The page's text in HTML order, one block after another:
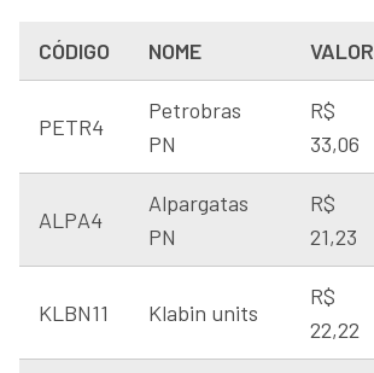
CÓDIGO NOME VALOR
PETR4
Petrobras
PN
R$
33,06
ALPA4
Alpargatas
PN
R$
21,23
KLBN11 Klabin units
R$
22,22